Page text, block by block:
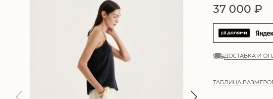
37 000 ₽
ДОСТАВКА И
ТАБЛИЦА